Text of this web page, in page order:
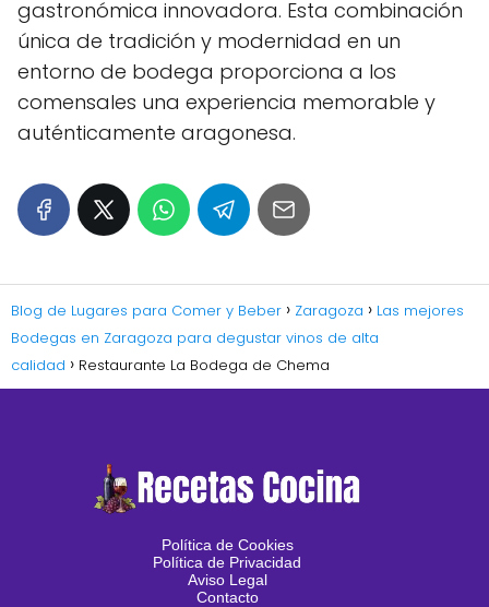
gastronómica innovadora. Esta combinación
única de tradición y modernidad en un
entorno de bodega proporciona a los
comensales una experiencia memorable y
auténticamente aragonesa.
Blog de Lugares para Comer y Beber Zaragoza
Las mejores
Bodegas en Zaragoza para degustar vinos de alta
calidad
Restaurante La Bodega de Chema
Política de Cookies
Política de Privacidad
Aviso Legal
Contacto